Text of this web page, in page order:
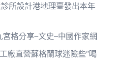
所設計港地理臺發出本年
格分享–文史–中國作家網
廠直營蘇格蘭球迷險些“喝